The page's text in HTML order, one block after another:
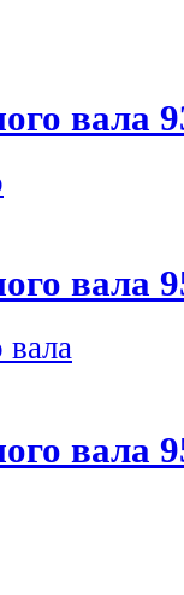
вала
вала
вала